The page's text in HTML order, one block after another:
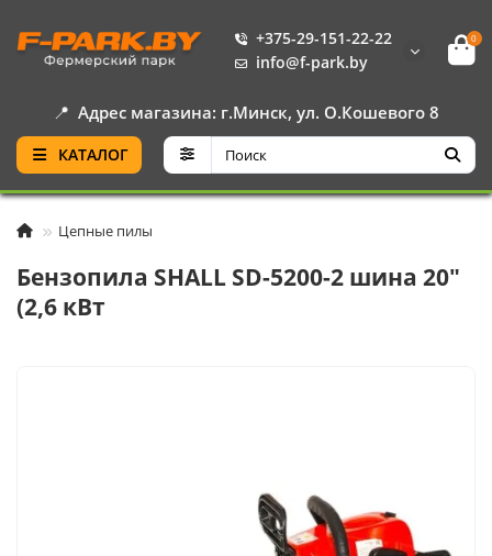
+375-29-151-22-22
info@f-park.by
0
📍 Адрес магазина: г.Минск, ул. О.Кошевого 8
КАТАЛОГ
Цепные пилы
Бензопила SHALL SD-5200-2 шина 20"
(2,6 кВт